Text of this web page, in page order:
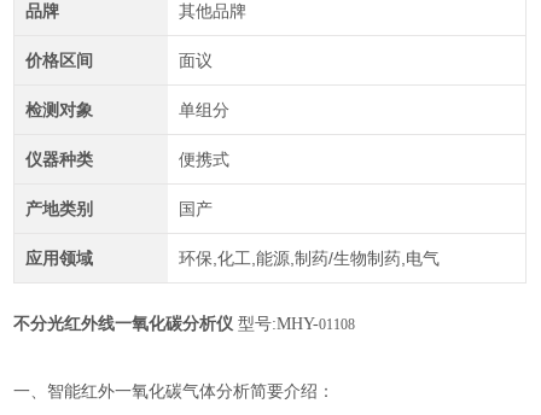
品牌 其他品牌
价格区间 面议
检测对象 单组分
仪器种类 便携式
产地类别 国产
应用领域 环保,化工,能源,制药/生物制药,电气
不分光红外线一氧化碳分析仪 型号:MHY-01108
一、智能红外一氧化碳气体分析简要介绍：